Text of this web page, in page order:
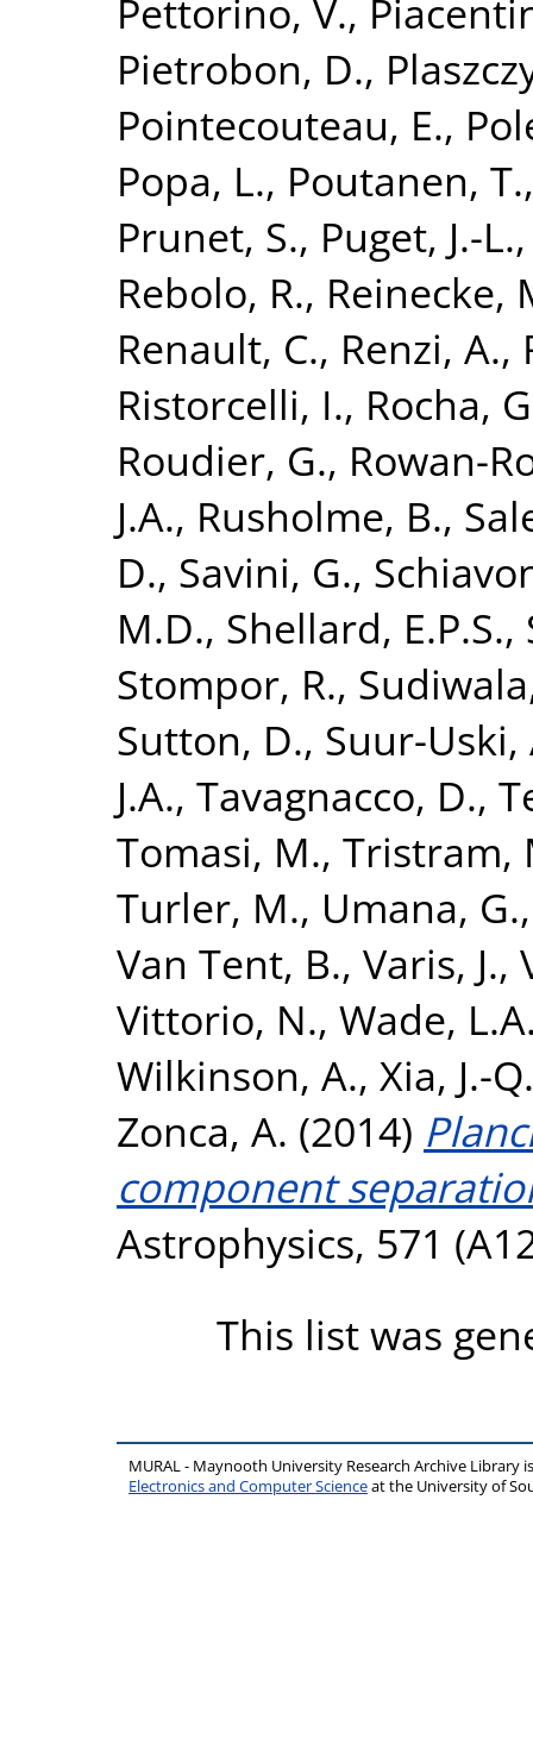
Pettorino, V.,
Pietrobon, D.,
Pointecouteau, E.,
Popa, L., Poutanen, T.
Prunet, S., Puget, J.-L.
Rebolo, R., Reinecke,
Renault, C., Renzi, A.,
Ristorcelli, I., Rocha,
Roudier, G., Rowan-
J.A., Rusholme, B.,
D., Savini, G.,
M.D., Shellard, E.P.S.,
Stompor, R.,
Sutton, D., Suur-Uski,
J.A., Tavagnacco, D.,
Tomasi, M., Tristram,
Turler, M., Umana, G.
Van Tent, B., Varis, J.,
Vittorio, N., Wade,
Wilkinson, A., Xia, J.-Q.
Zonca, A. (2014)
component
Astrophysics, 571
This list was
MURAL - Maynooth University Research Archive Library
Electronics and Computer Scienceat the University of